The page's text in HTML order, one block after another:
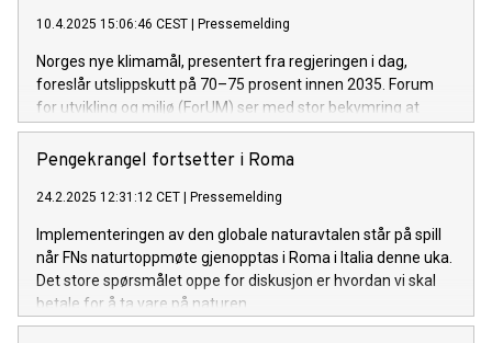
10.4.2025 15:06:46 CEST Pressemelding
Norges nye klimamål, presentert fra regjeringen i dag,
foreslår utslippskutt på 70–75 prosent innen 2035. Forum
for utvikling og miljø (ForUM) ser med stor bekymring at
målet ikke har et nasjonalt delmål, men er basert på utvidet
internasjonalt kvotesamarbeid og teknologiske løsninger for
for hjemlige kutt vil føre til at Norge sakker akterut i den
Pengekrangel fortsetter i Roma
24.2.2025 12:31:12 CET Pressemelding
Implementeringen av den globale naturavtalen står på spill
når FNs naturtoppmøte gjenopptas i Roma i Italia denne uka.
Det store spørsmålet oppe for diskusjon er hvordan vi skal
betale for å ta vare på naturen.